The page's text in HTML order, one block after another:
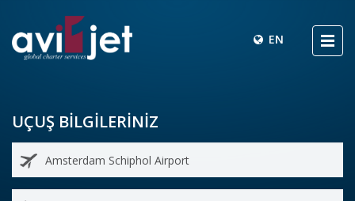
EN
UÇUŞ BİLGİLERİNİZ